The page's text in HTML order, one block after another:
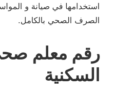
استخدامها في صيانة و
الصرف الصحي بالكامل.
رقم معلم
السكنية